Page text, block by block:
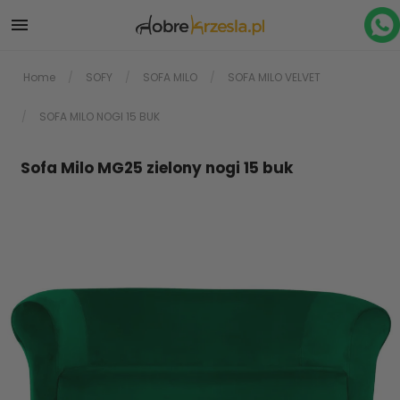

Home SOFY SOFA MILO SOFA MILO VELVET
SOFA MILO NOGI 15 BUK
Sofa Milo MG25 zielony nogi 15 buk